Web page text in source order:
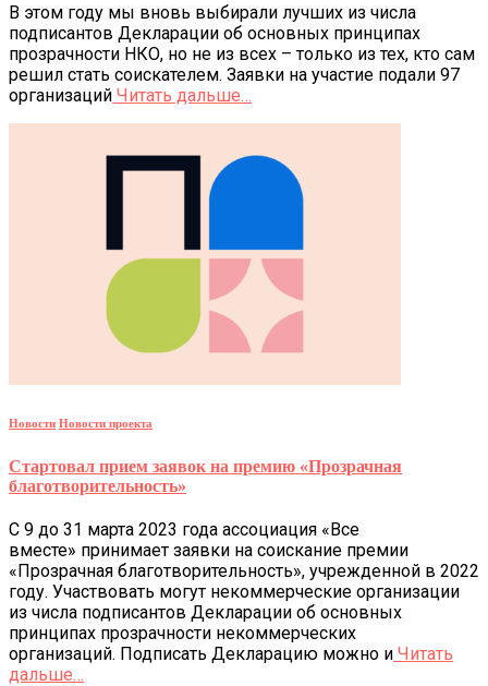
В этом году мы вновь выбирали лучших из числа
подписантов Декларации об основных принципах
прозрачности НКО, но не из всех – только из тех, кто сам
решил стать соискателем. Заявки на участие подали 97
организаций Читать дальше…
Новости Новости проекта
Стартовал прием заявок на премию «Прозрачная
благотворительность»
С 9 до 31 марта 2023 года ассоциация «Все
вместе» принимает заявки на соискание премии
«Прозрачная благотворительность», учрежденной в 2022
году. Участвовать могут некоммерческие организации
из числа подписантов Декларации об основных
принципах прозрачности некоммерческих
организаций. Подписать Декларацию можно и Читать
дальше…